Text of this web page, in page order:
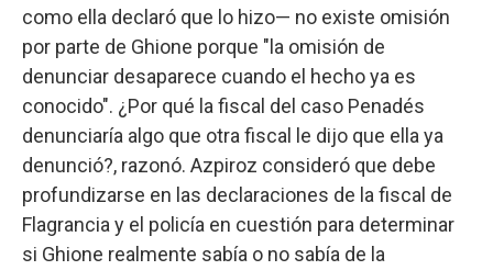
como ella declaró que lo hizo— no existe omisión
por parte de Ghione porque "la omisión de
denunciar desaparece cuando el hecho ya es
conocido". ¿Por qué la fiscal del caso Penadés
denunciaría algo que otra fiscal le dijo que ella ya
denunció?, razonó. Azpiroz consideró que debe
profundizarse en las declaraciones de la fiscal de
Flagrancia y el policía en cuestión para determinar
si Ghione realmente sabía o no sabía de la